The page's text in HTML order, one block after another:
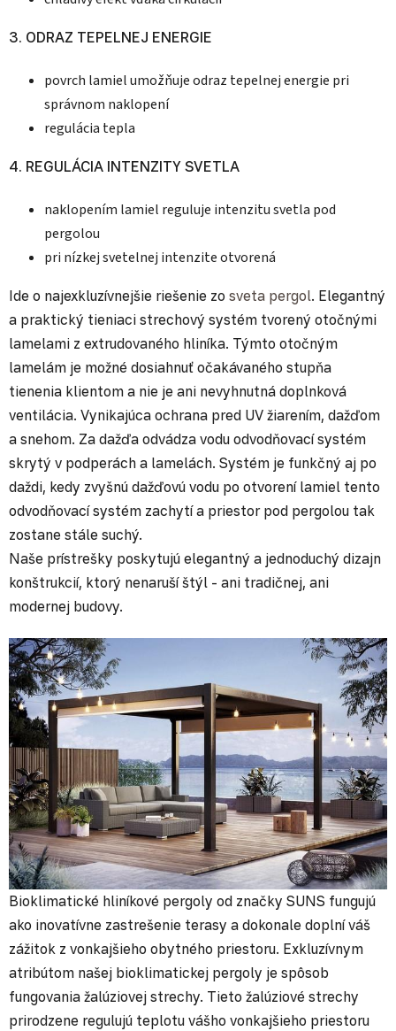
3. ODRAZ TEPELNEJ ENERGIE
povrch lamiel umožňuje odraz tepelnej energie pri
správnom naklopení
regulácia tepla
4. REGULÁCIA INTENZITY SVETLA
naklopením lamiel reguluje intenzitu svetla pod
pergolou
pri nízkej svetelnej intenzite otvorená
Ide o najexkluzívnejšie riešenie zo sveta pergol. Elegantný
a praktický tieniaci strechový systém tvorený otočnými
lamelami z extrudovaného hliníka. Týmto otočným
lamelám je možné dosiahnuť očakávaného stupňa
tienenia klientom a nie je ani nevyhnutná doplnková
ventilácia. Vynikajúca ochrana pred UV žiarením, dažďom
a snehom. Za dažďa odvádza vodu odvodňovací systém
skrytý v podperách a lamelách. Systém je funkčný aj po
daždi, kedy zvyšnú dažďovú vodu po otvorení lamiel tento
odvodňovací systém zachytí a priestor pod pergolou tak
zostane stále suchý.
Naše prístrešky poskytujú elegantný a jednoduchý dizajn
konštrukcií, ktorý nenaruší štýl - ani tradičnej, ani
modernej budovy.
Bioklimatické hliníkové pergoly od značky SUNS fungujú
ako inovatívne zastrešenie terasy a dokonale doplní váš
zážitok z vonkajšieho obytného priestoru. Exkluzívnym
atribútom našej bioklimatickej pergoly je spôsob
fungovania žalúziovej strechy. Tieto žalúziové strechy
prirodzene regulujú teplotu vášho vonkajšieho priestoru